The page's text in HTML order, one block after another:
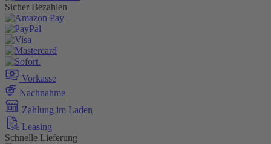
Sicher Bezahlen
Vorkasse
Nachnahme
Zahlung im Laden
Leasing
Schnelle Lieferung